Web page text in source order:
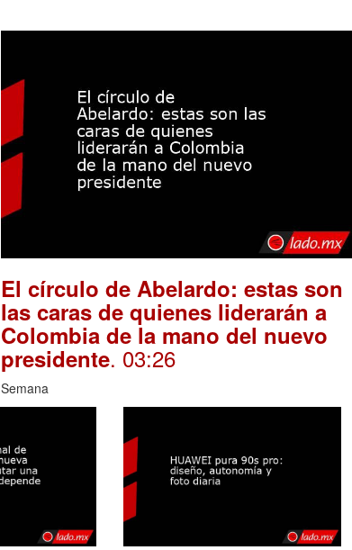
El círculo de Abelardo: estas son
las caras de quienes liderarán a
Colombia de la mano del nuevo
presidente. 03:26
Semana